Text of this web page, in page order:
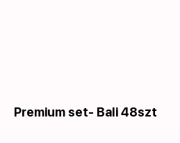
Premium set- Bali 48szt